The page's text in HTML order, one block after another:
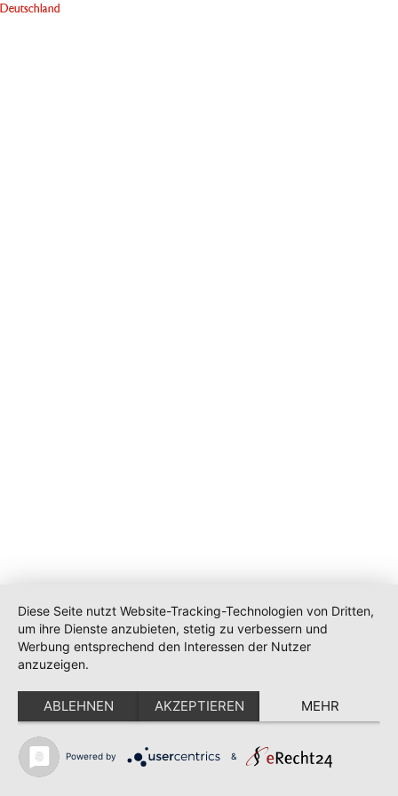
Deutschland
Diese Seite nutzt Website-Tracking-Technologien von Dritten,
um ihre Dienste anzubieten, stetig zu verbessern und
Werbung entsprechend den Interessen der Nutzer
anzuzeigen.
ABLEHNEN AKZEPTIEREN MEHR
Powered by &